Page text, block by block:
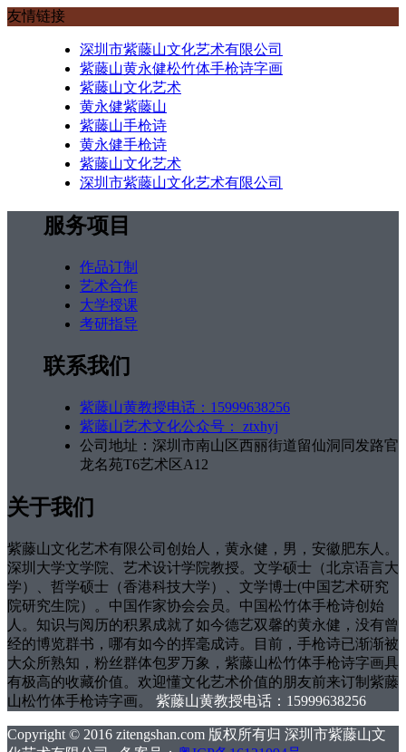
友情链接
深圳市紫藤山文化艺术有限公司
紫藤山黄永健松竹体手枪诗字画
紫藤山文化艺术
黄永健紫藤山
紫藤山手枪诗
黄永健手枪诗
紫藤山文化艺术
深圳市紫藤山文化艺术有限公司
服务项目
作品订制
艺术合作
大学授课
考研指导
联系我们
紫藤山黄教授电话：15999638256
紫藤山艺术文化公众号： ztxhyj
公司地址：深圳市南山区西丽街道留仙洞同发路官
龙名苑T6艺术区A12
关于我们
紫藤山文化艺术有限公司创始人，黄永健，男，安徽肥东人。
深圳大学文学院、艺术设计学院教授。文学硕士（北京语言大
学）、哲学硕士（香港科技大学）、文学博士(中国艺术研究
院研究生院）。中国作家协会会员。中国松竹体手枪诗创始
人。知识与阅历的积累成就了如今德艺双馨的黄永健，没有曾
经的博览群书，哪有如今的挥毫成诗。目前，手枪诗已渐渐被
大众所熟知，粉丝群体包罗万象，紫藤山松竹体手枪诗字画具
有极高的收藏价值。欢迎懂文化艺术价值的朋友前来订制紫藤
山松竹体手枪诗字画。 紫藤山黄教授电话：15999638256
Copyright © 2016 zitengshan.com 版权所有归 深圳市紫藤山文